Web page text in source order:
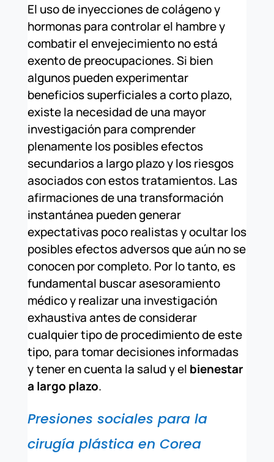
El uso de inyecciones de colágeno y
hormonas para controlar el hambre y
combatir el envejecimiento no está
exento de preocupaciones. Si bien
algunos pueden experimentar
beneficios superficiales a corto plazo,
existe la necesidad de una mayor
investigación para comprender
plenamente los posibles efectos
secundarios a largo plazo y los riesgos
asociados con estos tratamientos. Las
afirmaciones de una transformación
instantánea pueden generar
expectativas poco realistas y ocultar los
posibles efectos adversos que aún no se
conocen por completo. Por lo tanto, es
fundamental buscar asesoramiento
médico y realizar una investigación
exhaustiva antes de considerar
cualquier tipo de procedimiento de este
tipo, para tomar decisiones informadas
y tener en cuenta la salud y el bienestar
a largo plazo.
Presiones sociales para la
cirugía plástica en Corea